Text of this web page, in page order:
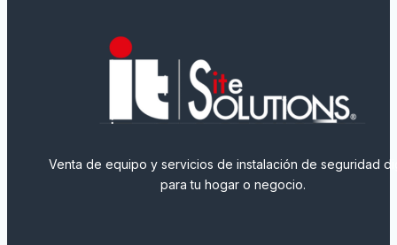
Venta de equipo y servicios de instalación de seguridad
para tu hogar o negocio.